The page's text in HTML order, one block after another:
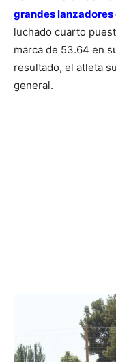
grandes lanzadores
luchado cuarto
marca de 53.64 en
resultado, el atleta
general.